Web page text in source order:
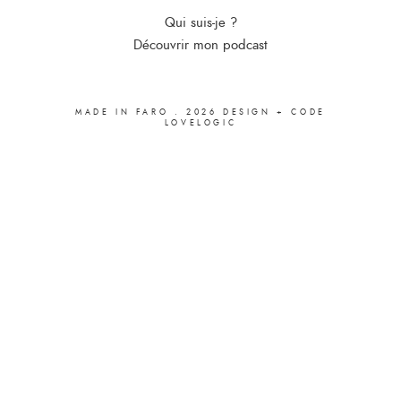
Qui suis-je ?
Découvrir mon podcast
MADE IN FARO .2026DESIGN + CODE
LOVELOGIC